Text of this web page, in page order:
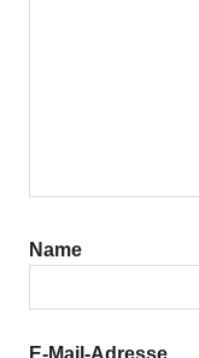
Name
E-Mail-Adresse